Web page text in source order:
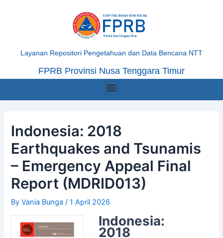
Layanan Repositori Pengetahuan dan Data Bencana NTT
FPRB Provinsi Nusa Tenggara Timur
Menu
Indonesia: 2018
Earthquakes and Tsunamis
– Emergency Appeal Final
Report (MDRID013)
ByVania Bunga/1 April 2026
Indonesia:
2018